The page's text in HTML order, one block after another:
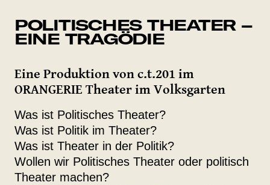
POLITISCHES THEATER –
EINE TRAGÖDIE
Eine Produktion von c.t.201 im
ORANGERIE Theater im Volksgarten
Was ist Politisches Theater?
Was ist Politik im Theater?
Was ist Theater in der Politik?
Wollen wir Politisches Theater oder politisch
Theater machen?